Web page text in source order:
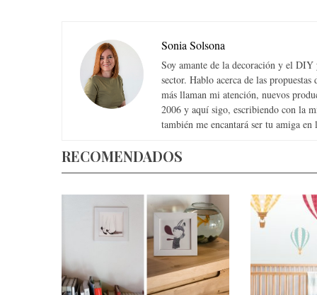
Sonia Solsona
Soy amante de la decoración y el DIY
sector. Hablo acerca de las
más llaman mi atención, nuevos
2006 y aquí sigo, escribiendo con la
también me encantará ser tu amiga en
RECOMENDADOS